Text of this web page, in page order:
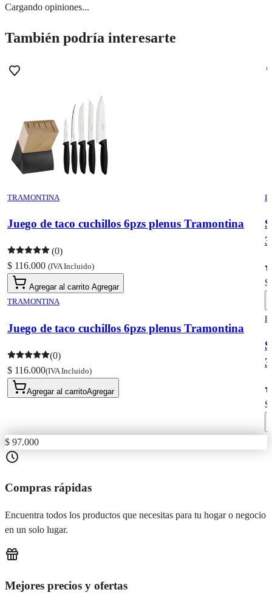
Cargando opiniones...
También podría interesarte
TRAMONTINA
Juego de taco cuchillos 6pzs plenus Tramontina
(0)
$ 116.000 (IVA Incluido)
Agregar al carrito Agregar
TRAMONTINA
Juego de taco cuchillos 6pzs plenus Tramontina
(0)
$ 116.000(IVA Incluido)
Agregar al carritoAgregar
$
$
$ 97.000
Compras rápidas
Encuentra todos los productos que necesitas para tu hogar o negocio
en un solo lugar.
Mejores precios y ofertas